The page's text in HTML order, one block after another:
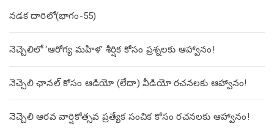
నడక దారిలో(భాగం-55)
నెచ్చెలిలో ‘ఆరోగ్య మహిళ’ శీర్షిక కోసం ప్రశ్నలకు ఆహ్వానం!
నెచ్చెలి ఛానల్ కోసం ఆడియో (లేదా) వీడియో రచనలకు ఆహ్వానం!
నెచ్చెలి ఆరవ వార్షికోత్సవ ప్రత్యేక సంచిక కోసం రచనలకు ఆహ్వానం!